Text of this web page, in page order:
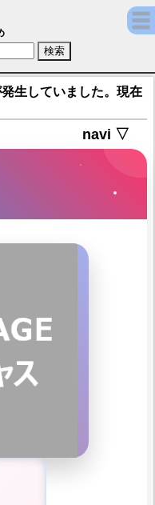
)【Echocalypse -緋
生していました。現在
navi ▽